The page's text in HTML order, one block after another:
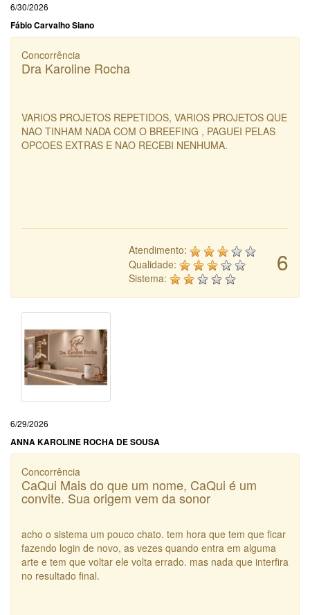
6/30/2026
Fábio Carvalho Siano
Concorrência
Dra Karoline Rocha
VARIOS PROJETOS REPETIDOS, VARIOS PROJETOS QUE
NAO TINHAM NADA COM O BREEFING , PAGUEI PELAS
OPCOES EXTRAS E NAO RECEBI NENHUMA.
6
Atendimento:
Qualidade:
Sistema:
6/29/2026
ANNA KAROLINE ROCHA DE SOUSA
Concorrência
CaQui Mais do que um nome, CaQui é um
convite. Sua origem vem da sonor
acho o sistema um pouco chato. tem hora que tem que ficar
fazendo login de novo, as vezes quando entra em alguma
arte e tem que voltar ele volta errado. mas nada que interfira
no resultado final.